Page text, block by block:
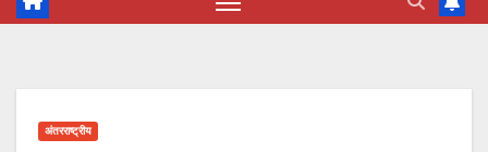
अंतरराष्ट्रीय